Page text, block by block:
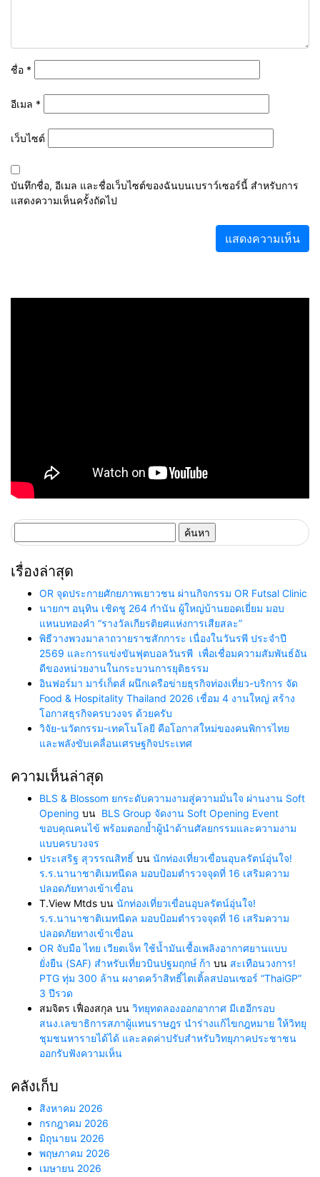
ชื่อ *
อีเมล *
เว็บไซต์
บันทึกชื่อ, อีเมล และชื่อเว็บไซต์ของฉันบนเบราว์เซอร์นี้ สำหรับการ
แสดงความเห็นครั้งถัดไป
สำหรับ:
เรื่องล่าสุด
OR จุดประกายศักยภาพเยาวชน ผ่านกิจกรรม OR Futsal Clinic
นายกฯ อนุทิน เชิดชู 264 กำนัน ผู้ใหญ่บ้านยอดเยี่ยม มอบ
แหนบทองคำ “รางวัลเกียรติยศแห่งการเสียสละ”
พิธีวางพวงมาลาถวายราชสักการะ เนื่องในวันรพี ประจำปี
2569 และการแข่งขันฟุตบอลวันรพี เพื่อเชื่อมความสัมพันธ์อัน
ดีของหน่วยงานในกระบวนการยุติธรรม
อินฟอร์มา มาร์เก็ตส์ ผนึกเครือข่ายธุรกิจท่องเที่ยว-บริการ จัด
Food & Hospitality Thailand 2026 เชื่อม 4 งานใหญ่ สร้าง
โอกาสธุรกิจครบวงจร ด้วยครับ
วิจัย-นวัตกรรม-เทคโนโลยี คือโอกาสใหม่ของคนพิการไทย
และพลังขับเคลื่อนเศรษฐกิจประเทศ
ความเห็นล่าสุด
BLS & Blossom ยกระดับความงามสู่ความมั่นใจ ผ่านงาน Soft
Opening บน BLS Group จัดงาน Soft Opening Event
ขอบคุณคนไข้ พร้อมตอกย้ำผู้นำด้านศัลยกรรมและความงาม
แบบครบวงจร
ประเสริฐ สุวรรณสิทธิ์ บน นักท่องเที่ยวเขื่อนอุบลรัตน์อุ่นใจ!
ร.ร.นานาชาติเมทนีดล มอบป้อมตำรวจจุดที่ 16 เสริมความ
ปลอดภัยทางเข้าเขื่อน
T.View Mtds บน นักท่องเที่ยวเขื่อนอุบลรัตน์อุ่นใจ!
ร.ร.นานาชาติเมทนีดล มอบป้อมตำรวจจุดที่ 16 เสริมความ
ปลอดภัยทางเข้าเขื่อน
OR จับมือ ไทย เวียตเจ็ท ใช้น้ำมันเชื้อเพลิงอากาศยานแบบ
ยั่งยืน (SAF) สำหรับเที่ยวบินปฐมฤกษ์ ก้า บน สะเทือนวงการ!
PTG ทุ่ม 300 ล้าน ผงาดคว้าสิทธิ์ไตเติ้ลสปอนเซอร์ “ThaiGP”
3 ปีรวด
สมจิตร เฟื่องสกุล บน วิทยุทดลองออกอากาศ มีเฮอีกรอบ
สนง.เลขาธิการสภาผู้แทนราษฎร นำร่างแก้ไขกฎหมาย ให้วิทยุ
ชุมชนหารายได้ได้ และลดค่าปรับสำหรับวิทยุภาคประชาชน
ออกรับฟังความเห็น
คลังเก็บ
สิงหาคม 2026
กรกฎาคม 2026
มิถุนายน 2026
พฤษภาคม 2026
เมษายน 2026